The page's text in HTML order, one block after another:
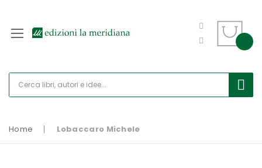
Home Lobaccaro Michele